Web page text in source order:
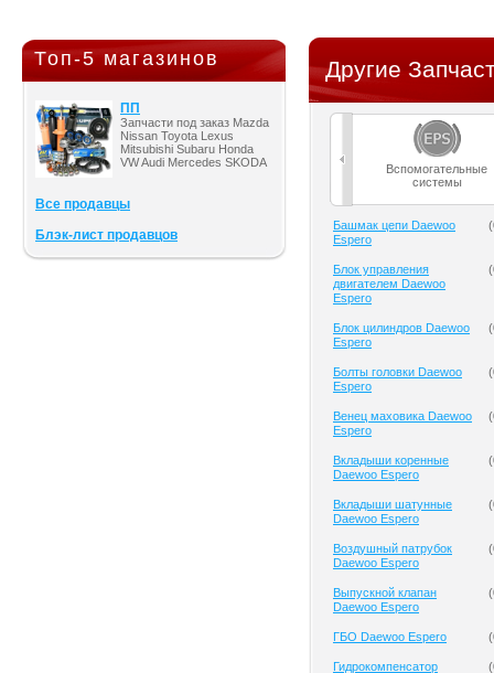
Топ-5 магазинов
ПП
Запчасти под заказ Mazda
Nissan Toyota Lexus
Mitsubishi Subaru Honda
VW Audi Mercedes SKODA
Все продавцы
Блэк-лист продавцов
Другие
Вспомогательные
системы
Башмак цепи Daewoo
Espero
(
Блок управления
двигателем Daewoo
Espero
(
Блок цилиндров Daewoo
Espero
(
Болты головки Daewoo
Espero
(
Венец маховика Daewoo
Espero
(
Вкладыши коренные
Daewoo Espero
(
Вкладыши шатунные
Daewoo Espero
(
Воздушный патрубок
Daewoo Espero
(
Выпускной клапан
Daewoo Espero
(
ГБО Daewoo Espero (
Гидрокомпенсатор
(